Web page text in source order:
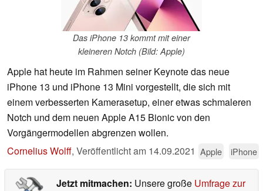
Das iPhone 13 kommt mit einer
kleineren Notch (Bild: Apple)
Apple hat heute im Rahmen seiner Keynote das neue
iPhone 13 und iPhone 13 Mini vorgestellt, die sich mit
einem verbesserten Kamerasetup, einer etwas schmaleren
Notch und dem neuen Apple A15 Bionic von den
Vorgängermodellen abgrenzen wollen.
Cornelius Wolff, Veröffentlicht am 14.09.2021 Apple iPhone
Jetzt mitmachen: Unsere große Umfrage zur